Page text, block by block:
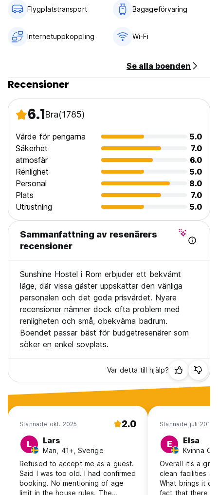
Flygplatstransport Bagageförvaring
Internetuppkoppling Wi-Fi
Se alla boenden
Recensioner
6.1Bra(1785)
Värde för pengarna
5.0
Säkerhet
7.0
atmosfär
6.0
Renlighet
5.0
Personal
8.0
Plats
7.0
Utrustning
5.0
Sammanfattning av resenärers
recensioner
Sunshine Hostel i Rom erbjuder ett bekvämt
läge, där vissa gäster uppskattar den vänliga
personalen och det goda prisvärdet. Nyare
recensioner nämner dock ofta problem med
renligheten och små, obekväma badrum.
Boendet passar bäst för budgetresenärer som
söker en enkel sovplats.
Var detta till hjälp?
Stannade okt. 2025 2.0
L Lars
Man, 41+, Sverige
Refused to accept me as a guest.
Said I was too old. I had confirmed
booking. No mentioning of age
limit in the house rules. The
Stannade juli 2018
E Elsa
Overall it's a
clean facilities
What brings it
fact that there